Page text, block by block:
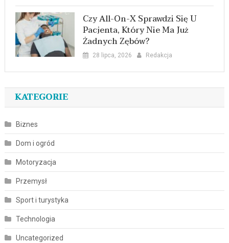
Czy All-On-X Sprawdzi Się U
Pacjenta, Który Nie Ma Już
Żadnych Zębów?
28 lipca, 2026 Redakcja
KATEGORIE
Biznes
Dom i ogród
Motoryzacja
Przemysł
Sport i turystyka
Technologia
Uncategorized